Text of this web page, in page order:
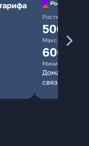
Ростелеком
500
Максимальная
600
Минимальная
Домашний
связь